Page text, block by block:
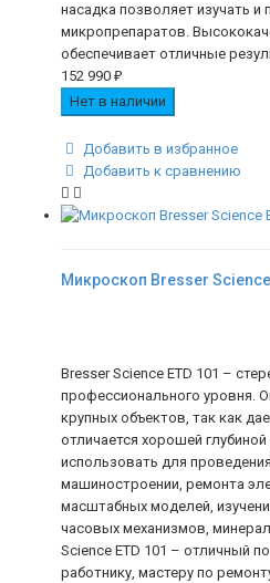
насадка позволяет изучать и
микропрепаратов.
обеспечивает отличные
152 990 ₽
Нет в наличии
Добавить в избранное
Добавить к сравнению
Микроскоп Bresser Science
Bresser Science ETD 101 –
профессионального уровня.
крупных объектов, так как
отличается хорошей
использовать для
машиностроении, ремонта
масштабных моделей,
часовых механизмов,
Science ETD 101 – отличный
работнику, мастеру по